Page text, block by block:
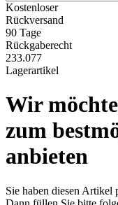
Kostenloser
Rückversand
90 Tage
Rückgaberecht
233.077
Lagerartikel
Wir
zum
anbieten
Sie haben diesen Artikel